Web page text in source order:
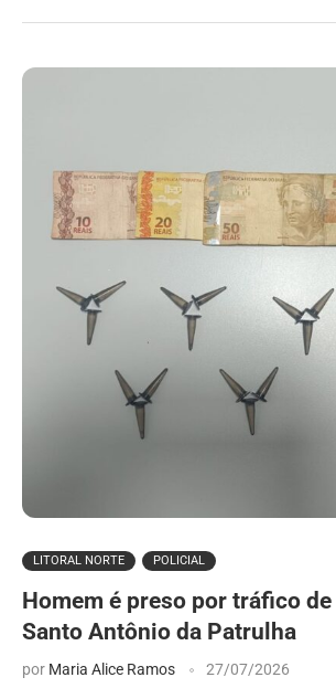
LITORAL NORTE POLICIAL
Homem é preso por tráfico
Santo Antônio da Patrulha
por Maria Alice Ramos 27/07/2026